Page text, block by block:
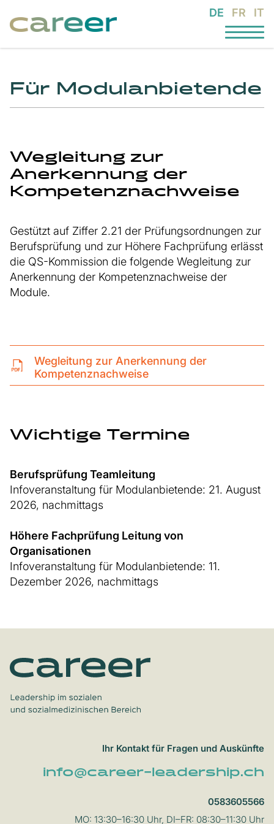
DE FR IT
Für Modulanbietende
Wegleitung zur
Anerkennung der
Kompetenznachweise
Gestützt auf Ziffer 2.21 der Prüfungsordnungen zur
Berufsprüfung und zur Höhere Fachprüfung erlässt
die QS-Kommission die folgende Wegleitung zur
Anerkennung der Kompetenznachweise der
Module.
Wegleitung zur Anerkennung der
Kompetenznachweise
Wichtige Termine
Berufsprüfung Teamleitung
Infoveranstaltung für Modulanbietende: 21. August
2026, nachmittags
Höhere Fachprüfung Leitung von
Organisationen
Infoveranstaltung für Modulanbietende: 11.
Dezember 2026, nachmittags
Ihr Kontakt für Fragen und Auskünfte
info@career-leadership.ch
0583605566
MO: 13:30–16:30 Uhr, DI–FR: 08:30–11:30 Uhr